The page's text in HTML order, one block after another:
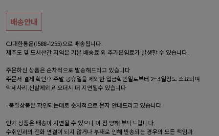
배송안내
CJ대한통운(1588-1255)으로 배송됩니다.
제주도 및 도서산간 지역은 기본 배송료 외 추가운임료가 발생할 수 있습니다.
주문하신 상품은 순차적으로 발송해드리고 있습니다
주문서 결제 확인후 주말,공휴일을 제외한 입금확인일로부터 2~3일정도 소요되며
악세사리,신발제외,리오더시 더 지연될수 있습니다
-품절상품은 확인되는데로 순차적으로 문자 안내드리고 있습니다
인기 상품은 배송이 지연될 수 있으니 이 점 양해 부탁드립니다.
수취인과의 전화 연결이 되지 않거나 부재로 인해 반송되는 경우의 모든 책임과